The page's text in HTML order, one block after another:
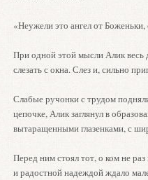
«Неужели это ангел от
При одной этой мысли Алик весь
слезать с окна. Слез и, сильно
Слабые ручонки с трудом
цепочке, Алик заглянул в
вытаращенными глазенками, с
Перед ним стоял тот, о ком не
и радостной надеждой ждало